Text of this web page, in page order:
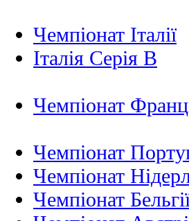
Чемпіонат Італії
Італія Серія B
Чемпіонат
Чемпіонат
Чемпіонат
Чемпіонат